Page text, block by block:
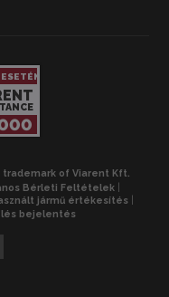
trademark of Viarent Kft.
Bérleti Feltételek
jármű értékesítés
bejelentés